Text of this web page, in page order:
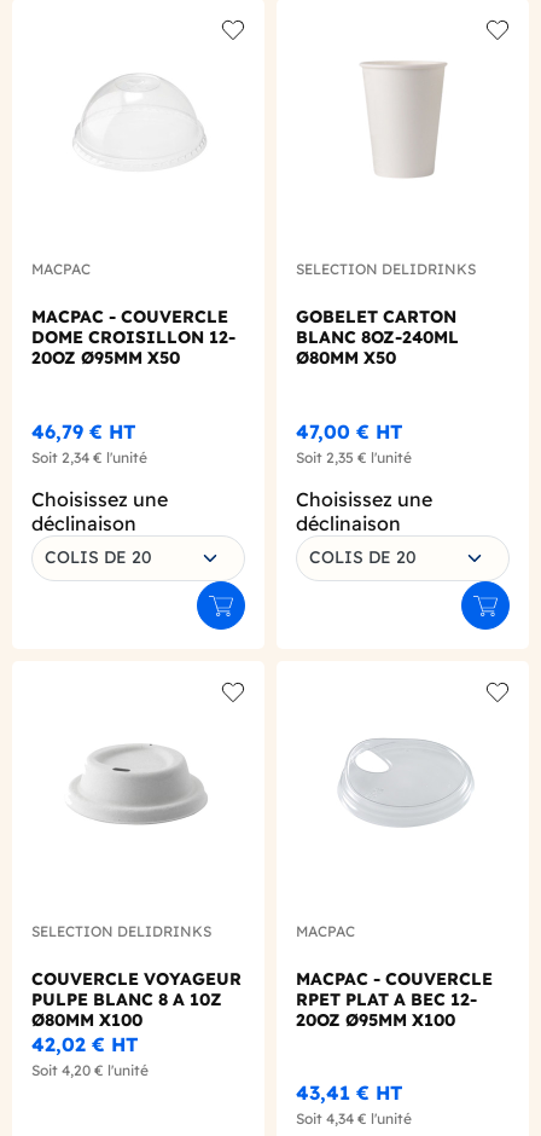
MACPAC
MACPAC - COUVERCLE
DOME CROISILLON 12-
20OZ Ø95MM X50
46,79 € HT
Soit 2,34 € l'unité
Choisissez une
déclinaison
COLIS DE 20
Ajouter au panier
SELECTION DELIDRINKS
GOBELET CARTON
BLANC 8OZ-240ML
Ø80MM X50
47,00 € HT
Soit 2,35 € l'unité
Choisissez une
déclinaison
COLIS DE 20
SELECTION DELIDRINKS
COUVERCLE VOYAGEUR
PULPE BLANC 8 A 10Z
Ø80MM X100
42,02 € HT
Soit 4,20 € l'unité
MACPAC
MACPAC - COUVERCLE
RPET PLAT A BEC 12-
20OZ Ø95MM X100
43,41 € HT
Soit 4,34 € l'unité